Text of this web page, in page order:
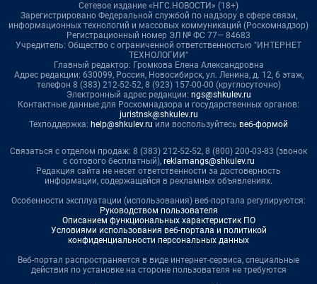
Сетевое издание «НГС.НОВОСТИ» (18+)
Зарегистрировано Федеральной службой по надзору в сфере связи,
информационных технологий и массовых коммуникаций (Роскомнадзор)
Регистрационный номер ЭЛ № ФС 77— 84683
Учредитель: Общество с ограниченной ответственностью "ИНТЕРНЕТ
ТЕХНОЛОГИИ"
Главный редактор: Громкова Елена Александровна
Адрес редакции: 630099, Россия, Новосибирск, ул. Ленина, д. 12, 6 этаж,
телефон 8 (383) 212-52-52, 8 (923) 157-00-00 (круглосуточно)
Электронный адрес редакции: ngs@shkulev.ru
Контактные данные для Роскомнадзора и государственных органов:
juristnsk@shkulev.ru
Техподдержка: help@shkulev.ru или воспользуйтесь веб-формой
Связаться с отделом продаж: 8 (383) 212-52-52, 8 (800) 200-03-83 (звонок
с сотового бесплатный), reklamangs@shkulev.ru
Редакция сайта не несет ответственности за достоверность
информации, содержащейся в рекламных объявлениях.
Особенности эксплуатации (использования) веб-портала регулируются:
Руководством пользователя
Описанием функциональных характеристик ПО
Условиями использования веб-портала и политикой
конфиденциальности персональных данных
Веб-портал распространяется в виде интернет-сервиса, специальные
действия по установке на стороне пользователя не требуются